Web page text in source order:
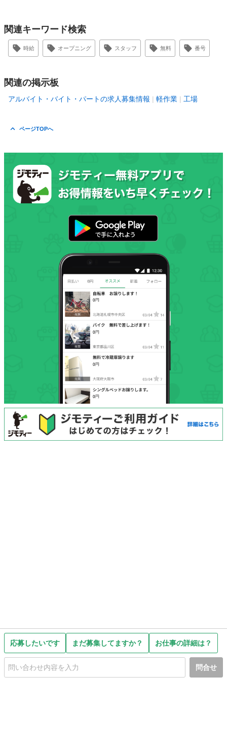
応募したいです まだ募集してますか？ お仕事の詳細は？
問合せ
関連キーワード検索
時給 オープニング スタッフ 無料 番号
関連の掲示板
アルバイト・バイト・パートの求人募集情報 軽作業 工場
ページTOPへ